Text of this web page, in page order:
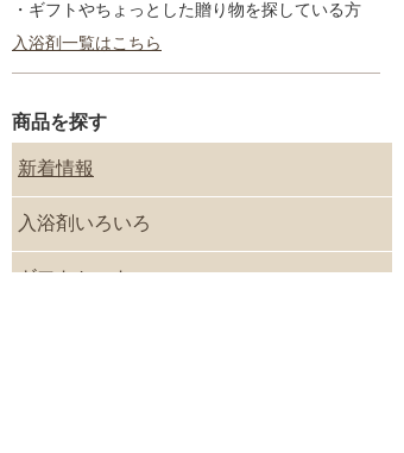
・ギフトやちょっとした贈り物を探している方
入浴剤一覧はこちら
商品を探す
新着情報
入浴剤いろいろ
ギフトセット